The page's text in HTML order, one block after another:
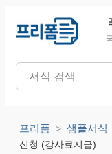
프리폼 샘플서식
신청 (강사료지급)